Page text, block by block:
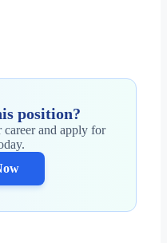
position?
career and apply for